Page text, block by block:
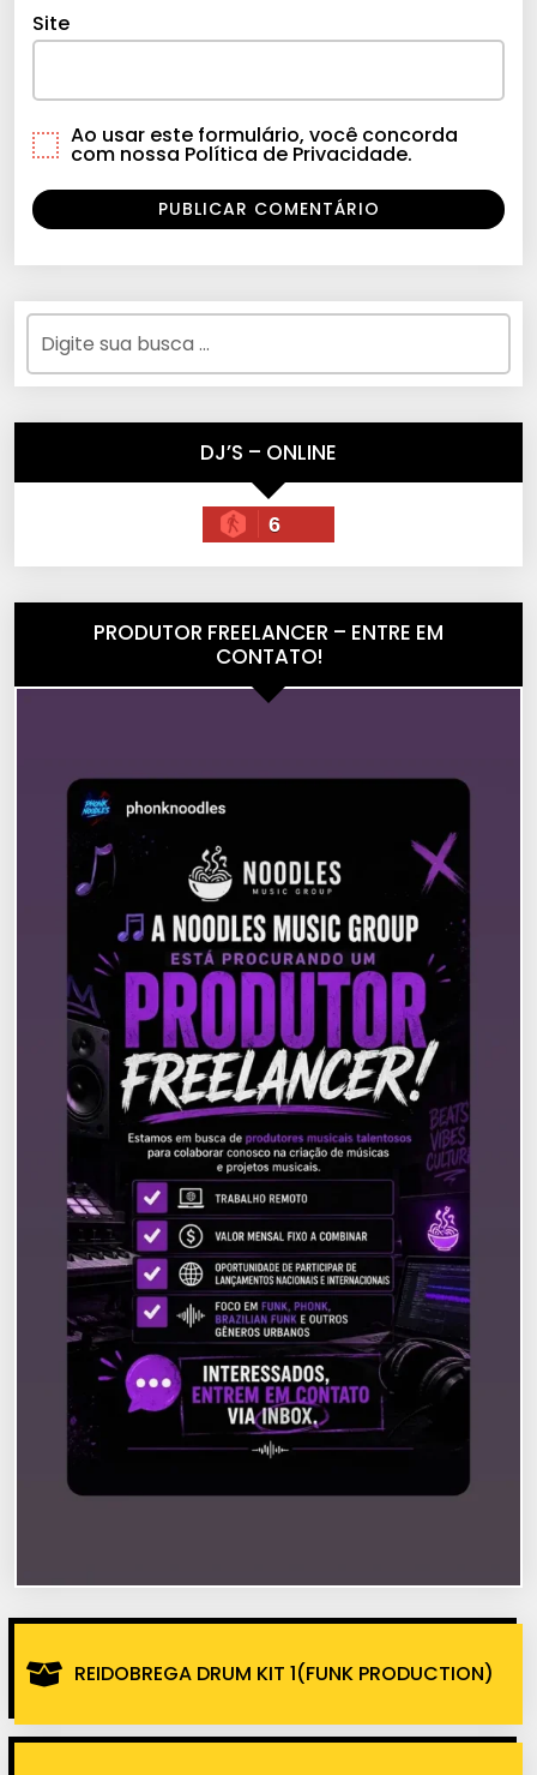
Site
Ao usar este formulário, você concorda
com nossa Política de Privacidade.
DJ’S – ONLINE
6
PRODUTOR FREELANCER – ENTRE EM
CONTATO!
REIDOBREGA DRUM KIT 1(FUNK PRODUCTION)